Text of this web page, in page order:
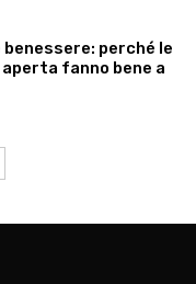
perché le
fanno bene a